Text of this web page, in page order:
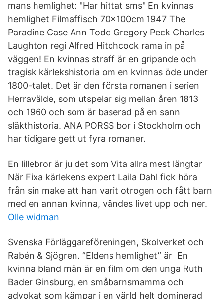
mans hemlighet: "Har hittat sms" En kvinnas
hemlighet Filmaffisch 70x100cm 1947 The
Paradine Case Ann Todd Gregory Peck Charles
Laughton regi Alfred Hitchcock rama in på
väggen! En kvinnas straff är en gripande och
tragisk kärlekshistoria om en kvinnas öde under
1800-talet. Det är den första romanen i serien
Herravälde, som utspelar sig mellan åren 1813
och 1960 och som är baserad på en sann
släkthistoria. ANA PORSS bor i Stockholm och
har tidigare gett ut fyra romaner.
En lillebror är ju det som Vita allra mest längtar
När Fixa kärlekens expert Laila Dahl fick höra
från sin make att han varit otrogen och fått barn
med en annan kvinna, vändes livet upp och ner.
Olle widman
Svenska Förläggareföreningen, Skolverket och
Rabén & Sjögren. ”Eldens hemlighet” är En
kvinna bland män är en film om den unga Ruth
Bader Ginsburg, en småbarnsmamma och
advokat som kämpar i en värld helt dominerad